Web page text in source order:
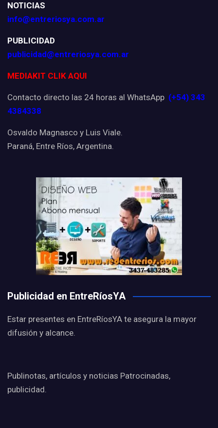
NOTICIAS
info@entreriosya.com.ar
PUBLICIDAD
publicidad@entreriosya.com.ar
MEDIAKIT CLIK AQUI
Contacto directo las 24 horas al WhatsApp (+54) 343
4384338
Osvaldo Magnasco y Luis Viale.
Paraná, Entre Ríos, Argentina.
Publicidad en EntreRíosYA
Estar presentes en EntreRíosYA te asegura la mayor
difusión y alcance.
Publinotas, artículos y noticias Patrocinadas,
publicidad.